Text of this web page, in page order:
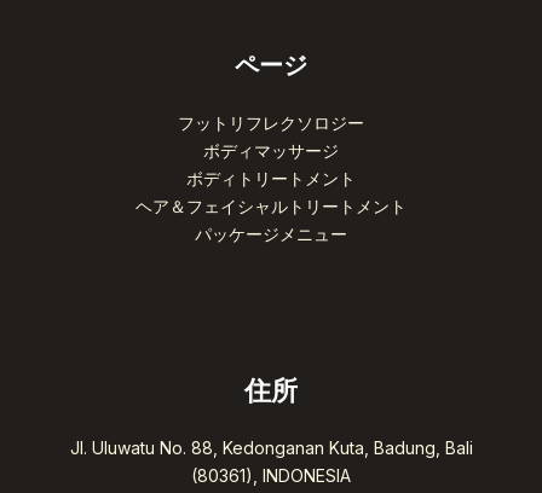
ページ
フットリフレクソロジー
ボディマッサージ
ボディトリートメント
ヘア＆フェイシャルトリートメント
パッケージメニュー
住所
Jl. Uluwatu No. 88, Kedonganan Kuta, Badung, Bali
(80361), INDONESIA